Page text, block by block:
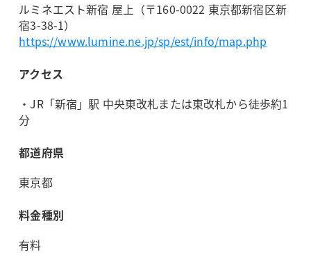
ルミネエスト新宿 屋上（〒160-0022 東京都新宿区新
宿3-38-1）
https://www.lumine.ne.jp/sp/est/info/map.php
アクセス
・JR「新宿」駅 中央東改札または東改札から徒歩約1
分
都道府県
東京都
料金種別
有料